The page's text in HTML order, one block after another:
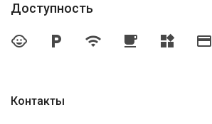
Контакты
Доступность
child_care local_parking wifi local_cafe widgets credit_card